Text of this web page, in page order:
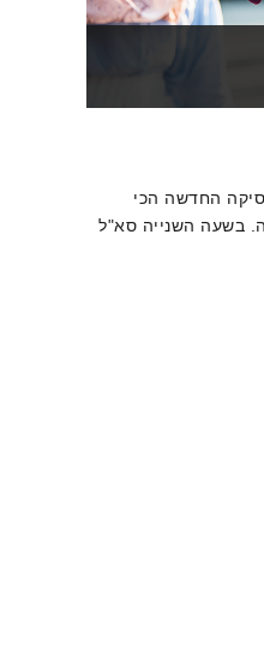
החדשה הכי
בשעה השנייה סא"ל